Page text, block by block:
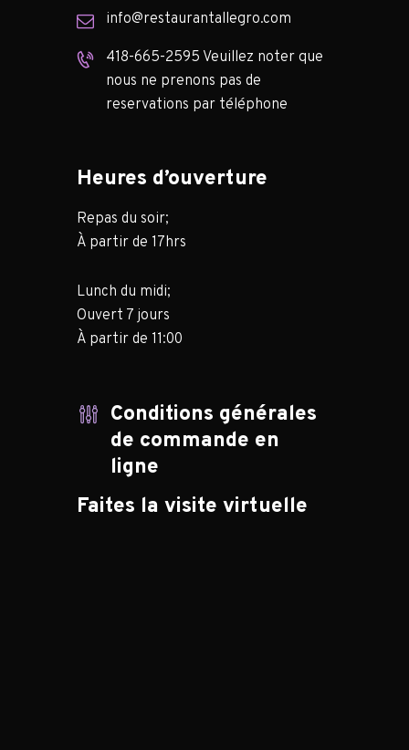
info@restaurantallegro.com
418-665-2595 Veuillez noter que
nous ne prenons pas de
reservations par téléphone
Heures d’ouverture
Repas du soir;
À partir de 17hrs
Lunch du midi;
Ouvert 7 jours
À partir de 11:00
Conditions générales
de commande en
ligne
Faites la visite virtuelle